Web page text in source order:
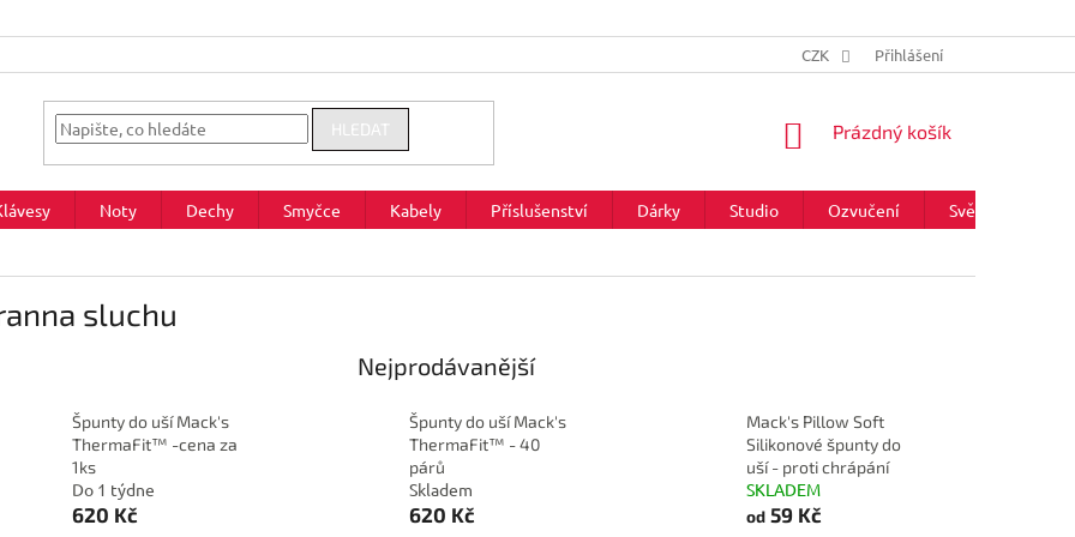
CZK Přihlášení
HLEDAT
NÁKUPNÍ
Prázdný košík
Noty Dechy Smyčce Kabely Příslušenství Dárky Studio Ozvučení Světla
sluchu
Nejprodávanější
Špunty do uší Mack's
ThermaFit™ -cena za
1ks
Do 1 týdne
620 Kč
Špunty do uší Mack's
ThermaFit™ - 40
párů
Skladem
620 Kč
Mack's Pillow Soft
Silikonové špunty do
uší - proti chrápání
SKLADEM
od59 Kč